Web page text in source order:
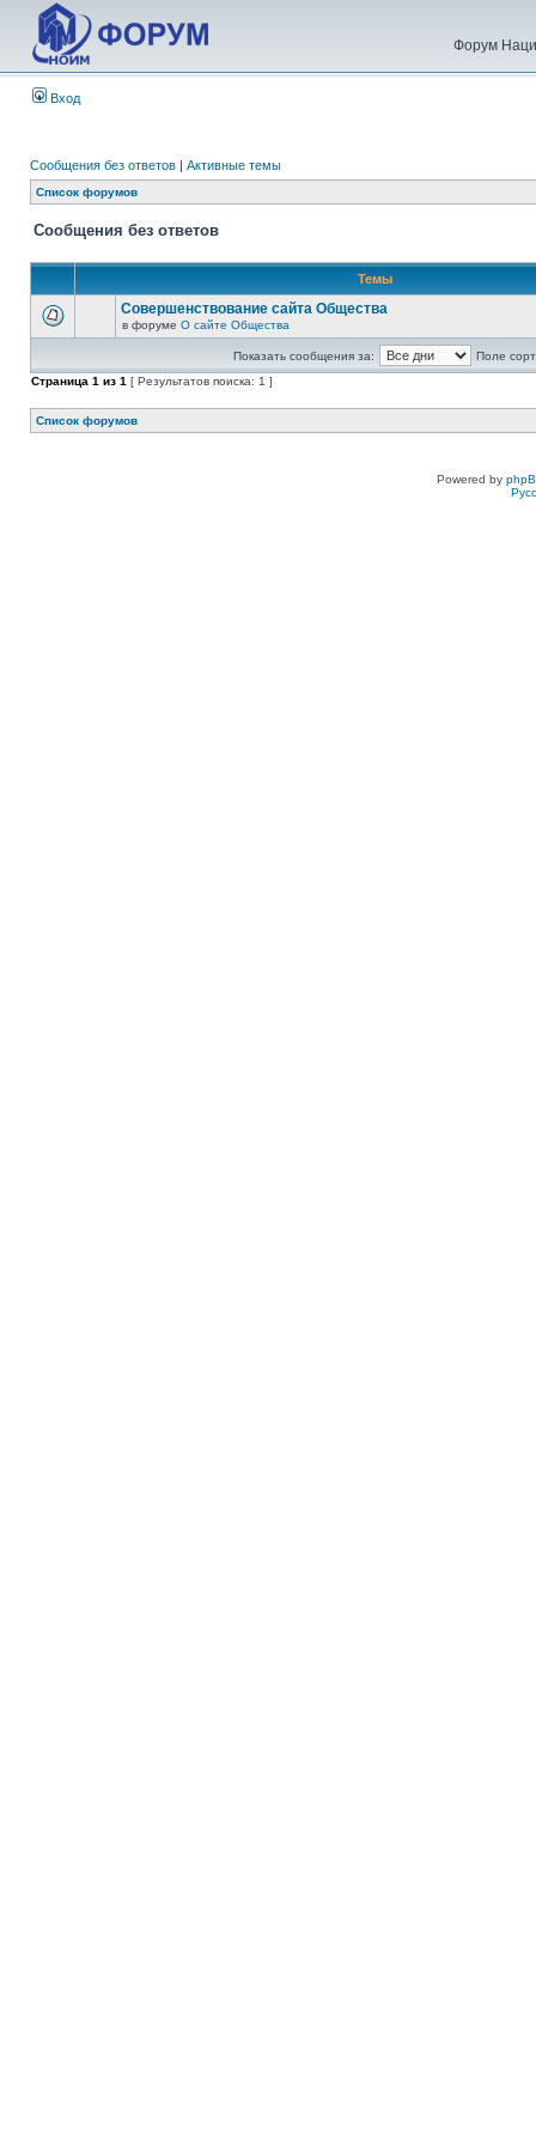
Форум
Вход
Сообщения без ответов | Активные темы
Список форумов
Сообщения без ответов
Темы
Совершенствование сайта Общества
в форуме О сайте Общества
Показать сообщения за:
Поле
Страница 1 из 1 [ Результатов поиска: 1 ]
Список форумов
Powered by